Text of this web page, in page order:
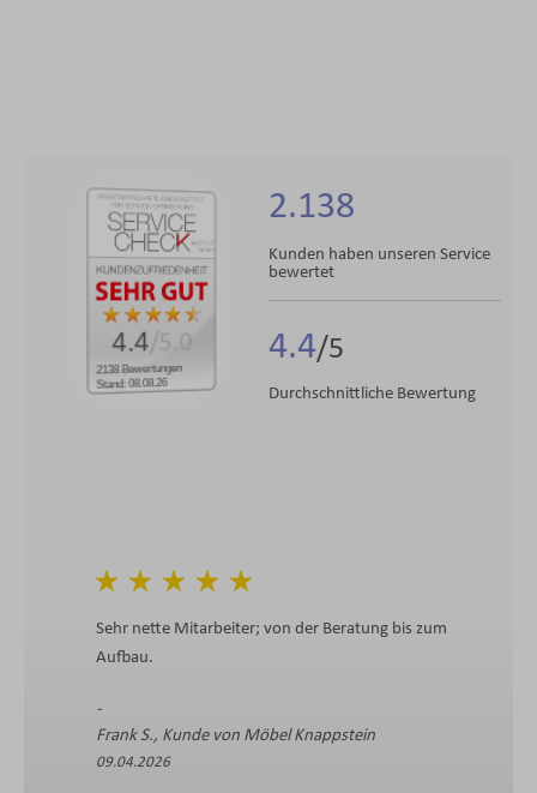
2138 Bewertungen
Stand: 08.08.26
4.4/5.0
2.138
Kunden haben unseren Service
bewertet
4.4
Durchschnittliche Bewertung
Sehr nette Mitarbeiter; von der Beratung bis zum
Aufbau.
Frank S., Kunde von Möbel Knappstein
09.04.2026